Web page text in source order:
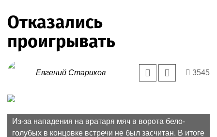
Отказались
проигрывать
Евгений Стариков 3545
Из-за нападения на вратаря мяч в ворота бело-
голубых в концовке встречи не был засчитан. В итоге